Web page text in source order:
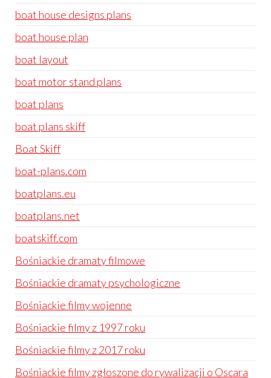
boat house designs plans
boat house plan
boat layout
boat motor stand plans
boat plans
boat plans skiff
Boat Skiff
boat-plans.com
boatplans.eu
boatplans.net
boatskiff.com
Bośniackie dramaty filmowe
Bośniackie dramaty psychologiczne
Bośniackie filmy wojenne
Bośniackie filmy z 1997 roku
Bośniackie filmy z 2017 roku
Bośniackie filmy zgłoszone do rywalizacji o Oscara